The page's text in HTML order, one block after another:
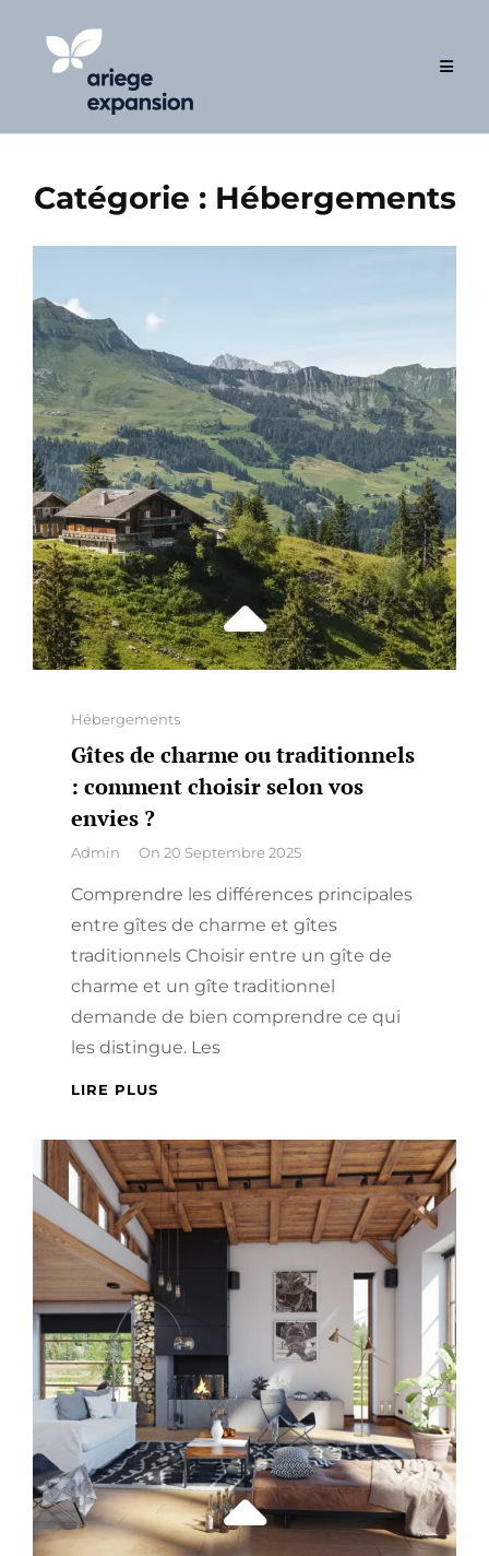
content
Catégorie : Hébergements
Categories
Hébergements
Gîtes de charme ou traditionnels
: comment choisir selon vos
envies ?
By
Admin On 20 Septembre 2025
Comprendre les différences principales
entre gîtes de charme et gîtes
traditionnels Choisir entre un gîte de
charme et un gîte traditionnel
demande de bien comprendre ce qui
les distingue. Les
LIRE PLUS
OU
TRADITIONNELS
COMMENT
SELON
VOS
ENVIES